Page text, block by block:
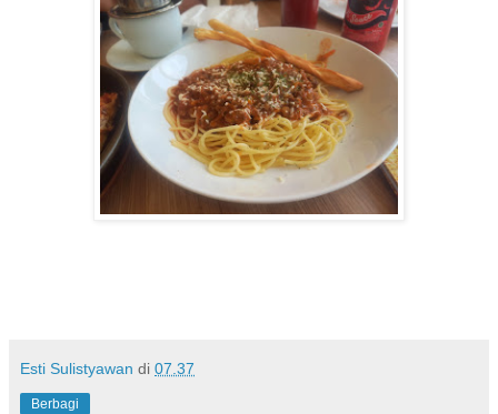
Esti Sulistyawan di 07.37
Berbagi